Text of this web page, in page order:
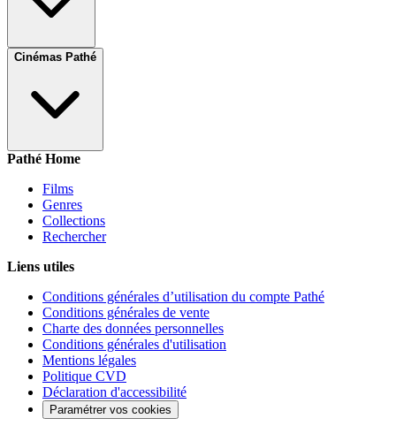
Cinémas Pathé
Pathé Home
Films
Genres
Collections
Rechercher
Liens utiles
Conditions générales d’utilisation du compte Pathé
Conditions générales de vente
Charte des données personnelles
Conditions générales d'utilisation
Mentions légales
Politique CVD
Déclaration d'accessibilité
Paramétrer vos cookies